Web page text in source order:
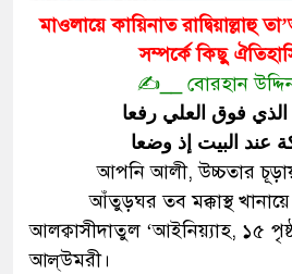
মাওলায়ে কায়িনাত রাদ্বিয়াল্লাহু
সম্পর্কে কিছু
✍️__ বোরহান
الذي فوق العلي رفعا
عند البيت إذ وضعا
আপনি আলী, উচ্চতার
আঁতুড়ঘর তব মক্কাস্থ
আলক্বাসীদাতুল ‘আইনিয়্যাহ, ১৫
আল্উমরী।